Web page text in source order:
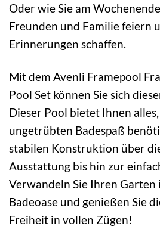
Oder wie Sie am
Freunden und Familie feiern
Erinnerungen schaffen.
Mit dem Avenli Framepool
Pool Set können Sie sich
Dieser Pool bietet Ihnen
ungetrübten Badespaß
stabilen Konstruktion über
Ausstattung bis hin zur
Verwandeln Sie Ihren Garten
Badeoase und genießen Sie
Freiheit in vollen Zügen!